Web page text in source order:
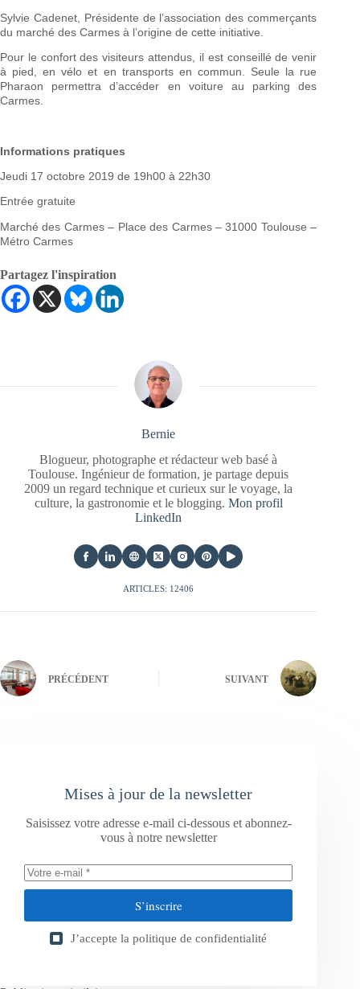
Sylvie Cadenet, Présidente de l’association des commerçants
du marché des Carmes à l’origine de cette initiative.
Pour le confort des visiteurs attendus, il est conseillé de venir
à pied, en vélo et en transports en commun. Seule la rue
Pharaon permettra d’accéder en voiture au parking des
Carmes.
Informations pratiques
Jeudi 17 octobre 2019 de 19h00 à 22h30
Entrée gratuite
Marché des Carmes – Place des Carmes – 31000 Toulouse –
Métro Carmes
Partagez l'inspiration
Bernie
Blogueur, photographe et rédacteur web basé à
Toulouse. Ingénieur de formation, je partage depuis
2009 un regard technique et curieux sur le voyage, la
culture, la gastronomie et le blogging. Mon profil
LinkedIn
ARTICLES: 12406
PRÉCÉDENT SUIVANT
Mises à jour de la newsletter
Saisissez votre adresse e-mail ci-dessous et abonnez-
vous à notre newsletter
S’inscrire
J’accepte la politique de confidentialité